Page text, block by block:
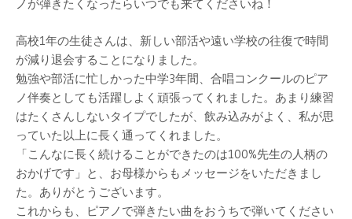
ノが弾きたくなったらいつでも来てくださいね！
高校1年の生徒さんは、新しい部活や遠い学校の往復で時間
が減り退会することになりました。
勉強や部活に忙しかった中学3年間、合唱コンクールのピア
ノ伴奏としても活躍しよく頑張ってくれました。あまり練習
はたくさんしないタイプでしたが、飲み込みがよく、私が思
っていた以上に長く通ってくれました。
「こんなに長く続けることができたのは100%先生の人柄の
おかげです」と、お母様からもメッセージをいただきまし
た。ありがとうございます。
これからも、ピアノで弾きたい曲をおうちで弾いてください